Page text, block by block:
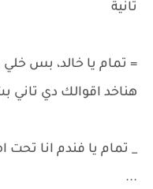
تانية
= تمام يا خالد، بس
هناخد اقوالك دي
_ تمام يا فندم انا تحت
...